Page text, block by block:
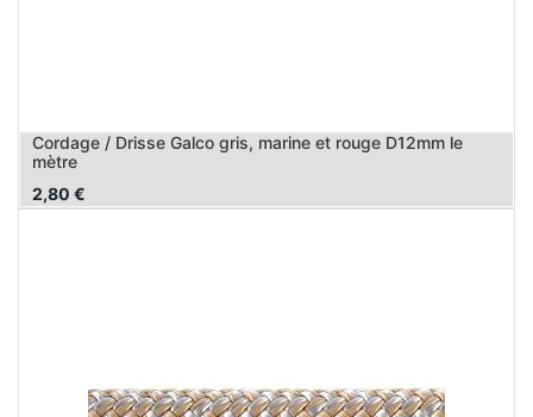
Cordage / Drisse Galco gris, marine et rouge D12mm le
mètre
2,80 €